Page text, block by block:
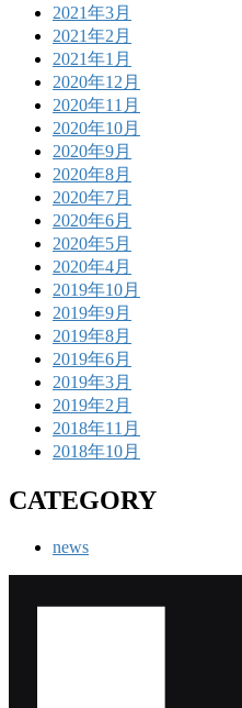
2021年3月
2021年2月
2021年1月
2020年12月
2020年11月
2020年10月
2020年9月
2020年8月
2020年7月
2020年6月
2020年5月
2020年4月
2019年10月
2019年9月
2019年8月
2019年6月
2019年3月
2019年2月
2018年11月
2018年10月
CATEGORY
news